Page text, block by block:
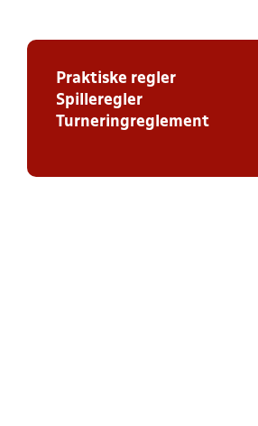
Praktiske regler
Spilleregler
Turneringreglement